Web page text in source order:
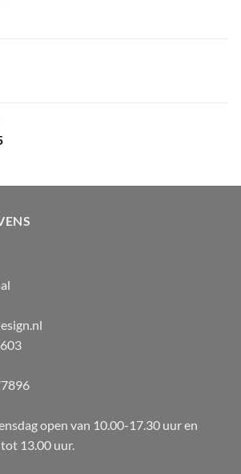
open van 10.00-17.30 uur en
13.00 uur.